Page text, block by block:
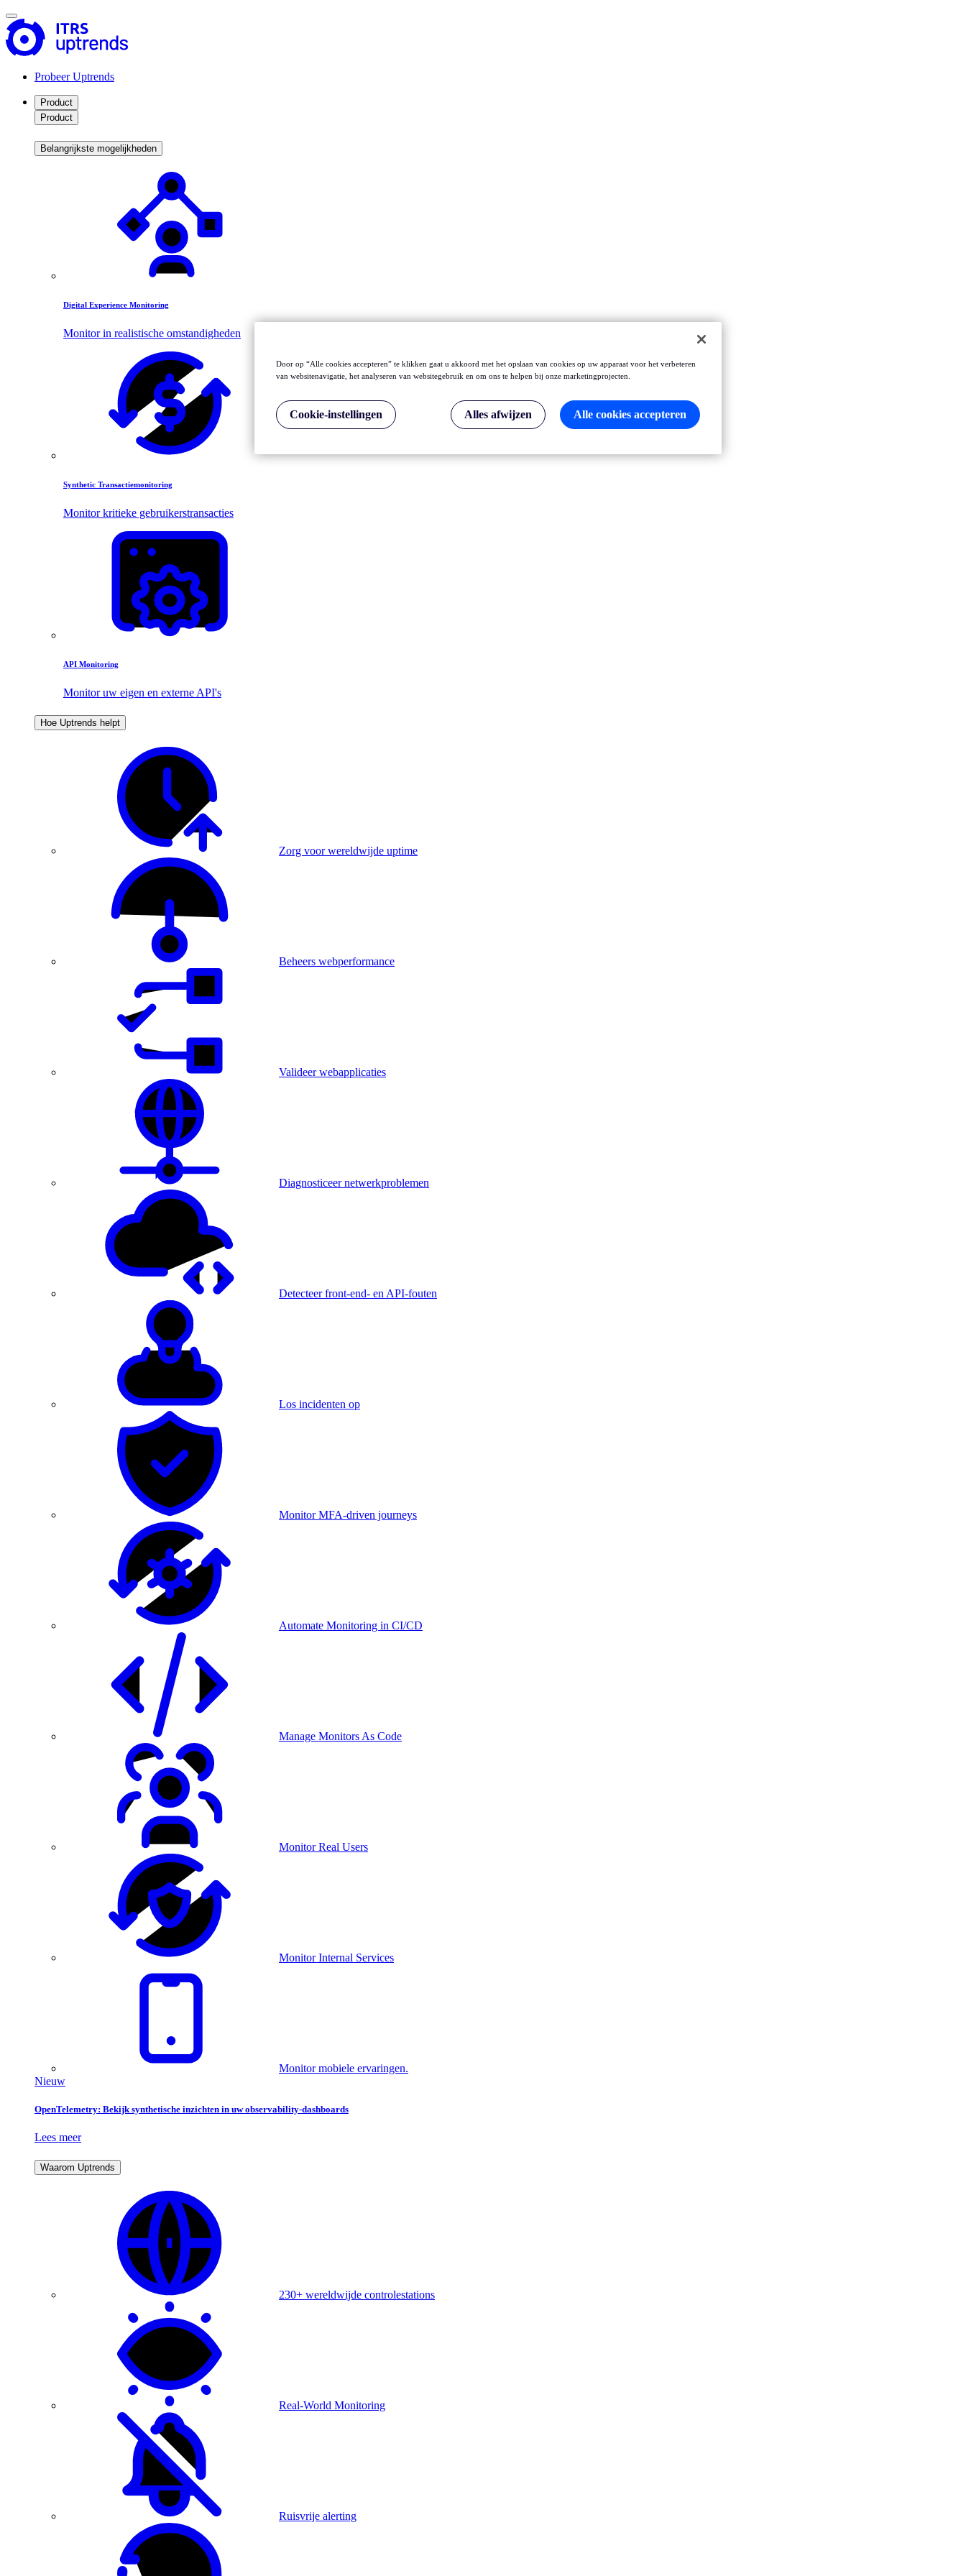
Probeer Uptrends
Product
Product
Belangrijkste mogelijkheden
Digital Experience Monitoring
Monitor in realistische omstandigheden
Synthetic Transactiemonitoring
Monitor kritieke gebruikerstransacties
API Monitoring
Monitor uw eigen en externe API's
Hoe Uptrends helpt
Zorg voor wereldwijde uptime
Beheers webperformance
Valideer webapplicaties
Diagnosticeer netwerkproblemen
Detecteer front-end- en API-fouten
Los incidenten op
Monitor MFA-driven journeys
Automate Monitoring in CI/CD
Manage Monitors As Code
Monitor Real Users
Monitor Internal Services
Monitor mobiele ervaringen.
Nieuw
OpenTelemetry: Bekijk synthetische inzichten in uw observability-dashboards
Lees meer
Waarom Uptrends
230+ wereldwijde controlestations
Real-World Monitoring
Ruisvrije alerting
Door op “Alle cookies accepteren” te klikken gaat u akkoord met het opslaan van cookies op uw apparaat voor het verbeteren
van websitenavigatie, het analyseren van websitegebruik en om ons te helpen bij onze marketingprojecten.
Cookie-instellingen Alles afwijzen Alle cookies accepteren